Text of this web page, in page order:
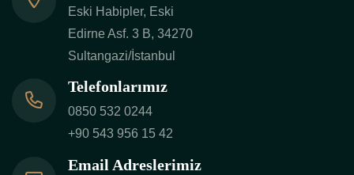
Eski Habipler, Eski
Edirne Asf. 3 B, 34270
Sultangazi/İstanbul
Telefonlarımız
0850 532 0244
+90 543 956 15 42
Email Adreslerimiz